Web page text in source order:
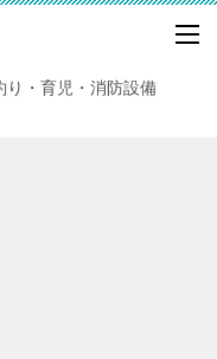
り・育児・消防設備